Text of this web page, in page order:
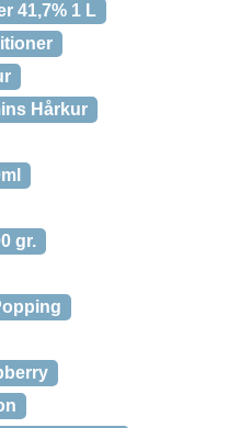
41,7% 1 L
Hårkur
gr.